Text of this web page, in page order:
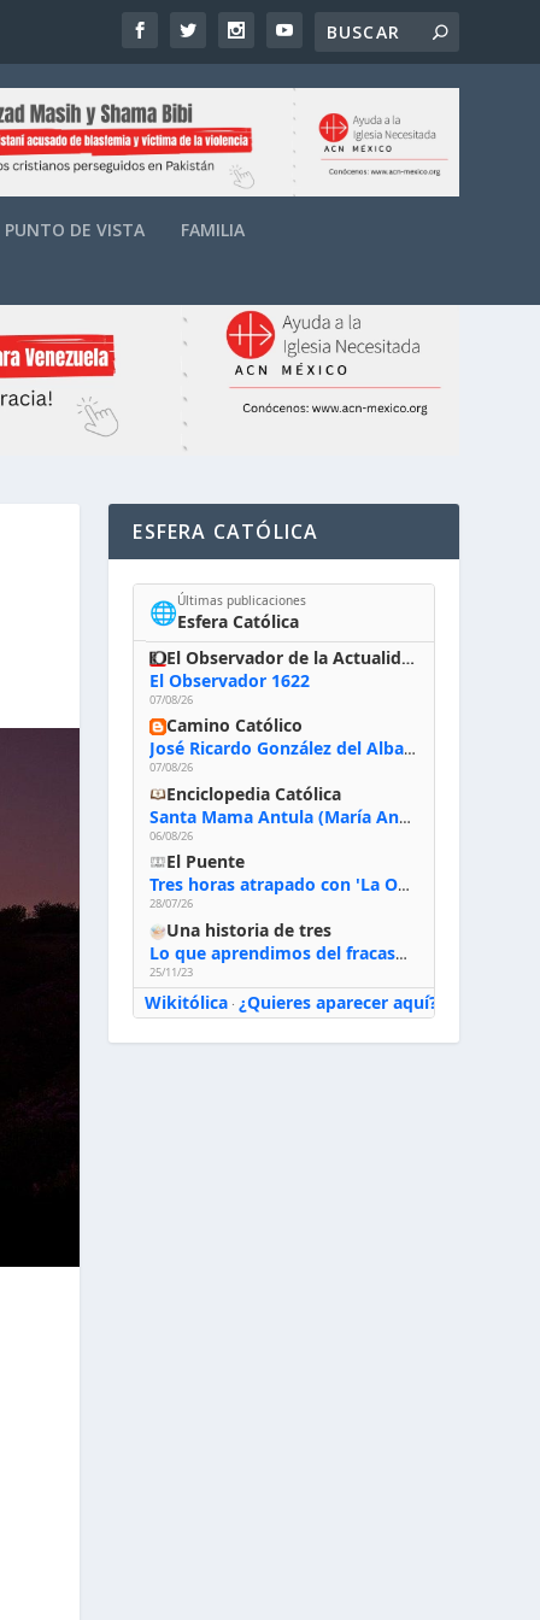
PUNTO DE VISTA FAMILIA
ESFERA CATÓLICA
🌐Últimas publicaciones
Esfera Católica
El Observador de la Actualidad
El Observador 1622
07/08/26
Camino Católico
José Ricardo González del Alba, artista sacro: «Yo oro, hablo con Dios, le pido al Espíritu Santo su inspiración y siempre pinto rezando el rosario para que sea Él quien actúe a través de mis manos»
07/08/26
Enciclopedia Católica
Santa Mama Antula (María Antonia de Paz y Figueroa)
06/08/26
El Puente
Tres horas atrapado con 'La Odisea' de Nolan
28/07/26
Una historia de tres
Lo que aprendimos del fracaso al emprender
25/11/23
Wikitólica· ¿Quieres aparecer aquí?